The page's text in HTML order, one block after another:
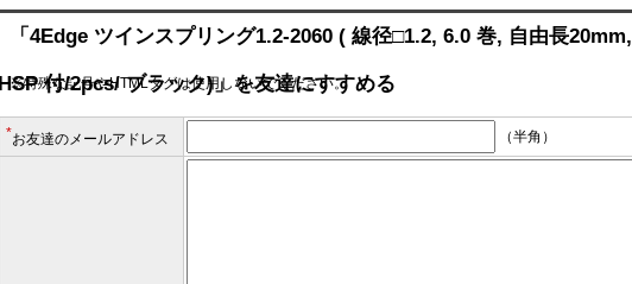
「4Edge ツインスプリング1.2-2060 ( 線径□1.2, 6.0 巻, 自由長20mm,
HSP 付/2pcs/ ブラック)」を友達にすすめる
※特殊な記号やHTMLタグは使用しないでください。
*お友達のメールアドレス （半角）